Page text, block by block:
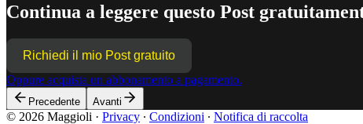
Continua a leggere questo Post
Richiedi il mio Post gratuito
Oppure acquista un abbonamento a pagamento.
Precedente Avanti
© 2026 Maggioli · Privacy ∙ Condizioni ∙ Notifica di raccolta